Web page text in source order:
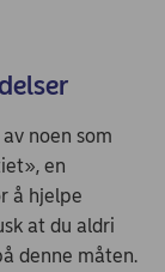
noen som
en
å hjelpe
at du aldri
denne måten.